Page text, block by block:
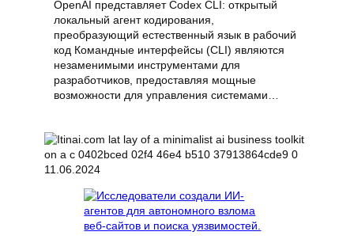
OpenAI представляет Codex CLI: открытый
локальный агент кодирования,
преобразующий естественный язык в рабочий
код Командные интерфейсы (CLI) являются
незаменимыми инструментами для
разработчиков, предоставляя мощные
возможности для управления системами…
11.06.2024